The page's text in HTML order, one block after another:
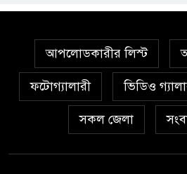
তোয়াক্কা
কর্মকর্তা
কোটি
অর্জনের অভিযোগ!
আপলোডকারীর লিস্ট
ফটোগ্যালারী ভিডিও
সকল জেলা